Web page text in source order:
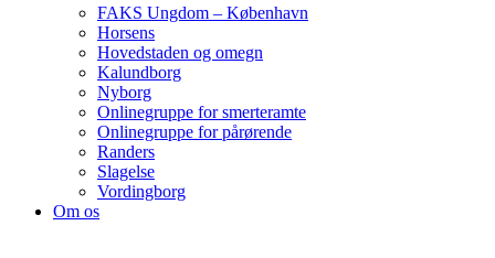
FAKS Ungdom – København
Horsens
Hovedstaden og omegn
Kalundborg
Nyborg
Onlinegruppe for smerteramte
Onlinegruppe for pårørende
Randers
Slagelse
Vordingborg
Om os